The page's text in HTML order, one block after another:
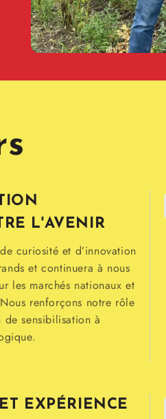
L'AVENIR
curiosité et d’innovation
et continuera à nous
les marchés nationaux et
renforçons notre rôle
de sensibilisation à
EXPÉRIENCE